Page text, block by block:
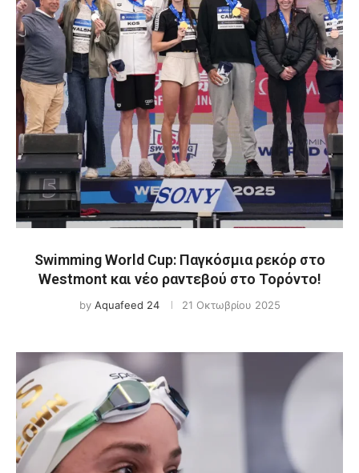
Swimming World Cup: Παγκόσμια ρεκόρ στο
Westmont και νέο ραντεβού στο Τορόντο!
by Aquafeed 24 21 Οκτωβρίου 2025